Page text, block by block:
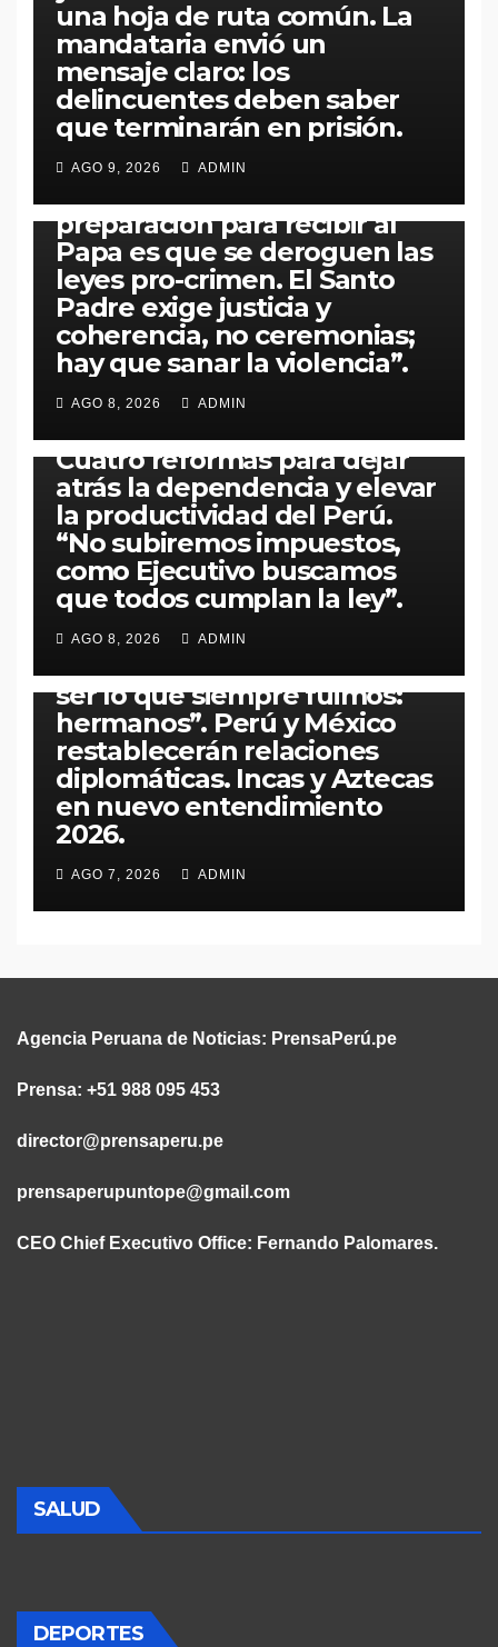
una hoja de ruta común. La
mandataria envió un
mensaje claro: los
delincuentes deben saber
que terminarán en prisión.
AGO 9, 2026 ADMIN
PERÚ POLÍTICA
Arzobispo Carlos Castillo:
preparación para recibir al
Papa es que se deroguen las
leyes pro-crimen. El Santo
Padre exige justicia y
coherencia, no ceremonias;
hay que sanar la violencia”.
AGO 8, 2026 ADMIN
ECONOMÍA PERÚ POLÍTICA
Ministro (MEF) Elmer Cuba en
Cuatro reformas para dejar
atrás la dependencia y elevar
la productividad del Perú.
“No subiremos impuestos,
como Ejecutivo buscamos
que todos cumplan la ley”.
AGO 8, 2026 ADMIN
MUNDO PERÚ POLÍTICA
​​Claudia Sheinbaum confirma
gesto de buena voluntad de
ser lo que siempre fuimos:
hermanos”. Perú y México
restablecerán relaciones
diplomáticas. Incas y Aztecas
en nuevo entendimiento
2026.​
AGO 7, 2026 ADMIN
Agencia Peruana de Noticias: PrensaPerú.pe
Prensa: +51 988 095 453
director@prensaperu.pe
prensaperupuntope@gmail.com
CEO Chief Executivo Office: Fernando Palomares.
SALUD
DEPORTES